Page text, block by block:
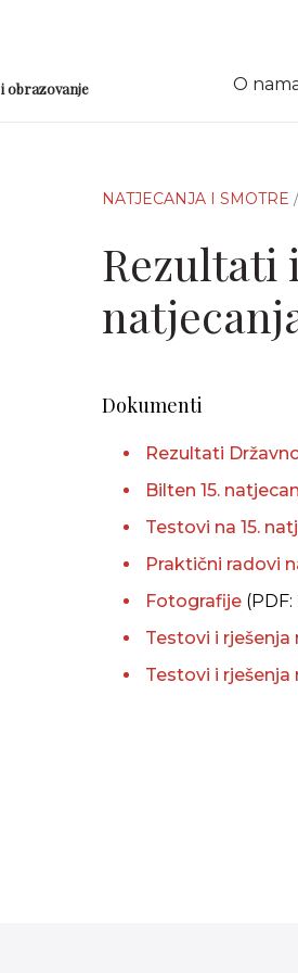
obrazovanje O
NATJECANJA I SMOTRE
Rezultati
Dokumenti
Rezultati
Bilten 15.
Testovi na 15.
Praktični radovi
Fotografije (PDF:
Testovi i
Testovi i